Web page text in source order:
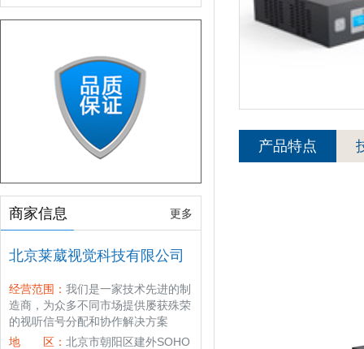
商家信息 更多
北京莱葳视觉科技有限公司
经营范围： 我们是一家技术先进的制
造商，为众多不同市场提供屡获殊荣
的视听信号分配和协作解决方案
地 区： 北京市朝阳区建外SOHO
产品特点